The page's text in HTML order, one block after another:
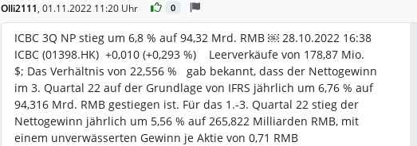
Olli2111, 01.11.2022 11:20 Uhr 0
ICBC 3Q NP stieg um 6,8 % auf 94,32 Mrd. RMB ￼ 28.10.2022 16:38
ICBC (01398.HK) +0,010 (+0,293 %) Leerverkäufe von 178,87 Mio.
$; Das Verhältnis von 22,556 % gab bekannt, dass der Nettogewinn
im 3. Quartal 22 auf der Grundlage von IFRS jährlich um 6,76 % auf
94,316 Mrd. RMB gestiegen ist. Für das 1.-3. Quartal 22 stieg der
Nettogewinn jährlich um 5,56 % auf 265,822 Milliarden RMB, mit
einem unverwässerten Gewinn je Aktie von 0,71 RMB